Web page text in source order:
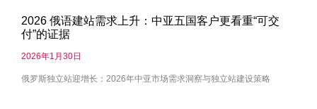
2026 俄语建站需求上升：中亚五国客户更看重“可交
付”的证据
2026年1月30日
俄罗斯独立站迎增长：2026年中亚市场需求洞察与独立站建设策略